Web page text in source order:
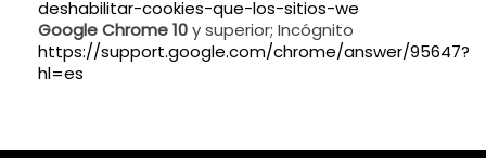
deshabilitar-cookies-que-los-sitios-we
Google Chrome 10y superior; Incógnito
https://support.google.com/chrome/answer/95647?
hl=es